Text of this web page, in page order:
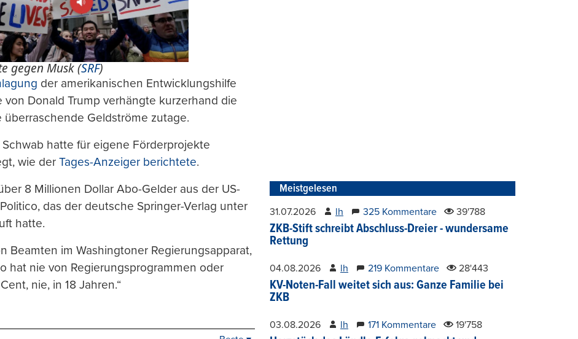
gegen Musk (SRF)
der amerikanischen Entwicklungshilfe
Donald Trump verhängte kurzerhand die
Geldströme zutage.
hatte für eigene Förderprojekte
wie der Tages-Anzeiger berichtete.
8 Millionen Dollar Abo-Gelder aus der US-
das der deutsche Springer-Verlag unter
hatte.
Beamten im Washingtoner Regierungsapparat,
hat nie von Regierungsprogrammen oder
nie, in 18 Jahren.“
Meistgelesen
31.07.2026 lh 325 Kommentare 39'788
ZKB-Stift schreibt Abschluss-Dreier - wundersame
Rettung
04.08.2026 lh 219 Kommentare 28'443
KV-Noten-Fall weitet sich aus: Ganze Familie bei
ZKB
03.08.2026 lh 171 Kommentare 19'758